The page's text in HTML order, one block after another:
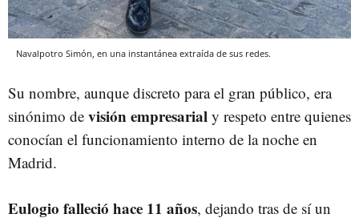
Navalpotro Simón, en una instantánea extraída de sus redes.
Su nombre, aunque discreto para el gran público, era
sinónimo de visión empresarial y respeto entre quienes
conocían el funcionamiento interno de la noche en
Madrid.
Eulogio falleció hace 11 años, dejando tras de sí un